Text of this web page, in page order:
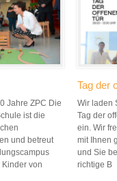
Jahre ZPC Die
ist die
und betreut
von
Tag der
Wir laden
Tag der
ein. Wir
mit Ihnen
und Sie
richtige B